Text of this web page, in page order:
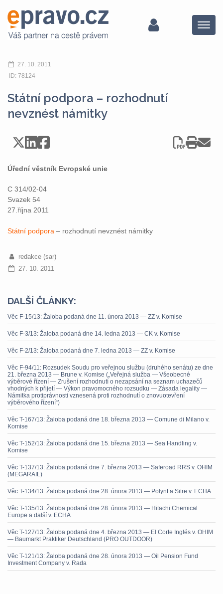
Menu
27. 10. 2011
ID: 78124
Státní podpora – rozhodnutí
nevznést námitky
Úřední věstník Evropské unie
C 314/02-04
Svazek 54
27.října 2011
Státní podpora – rozhodnutí nevznést námitky
redakce (sar)
27. 10. 2011
DALŠÍ ČLÁNKY:
Věc F-15/13: Žaloba podaná dne 11. února 2013 — ZZ v. Komise
Věc F-3/13: Žaloba podaná dne 14. ledna 2013 — CK v. Komise
Věc F-2/13: Žaloba podaná dne 7. ledna 2013 — ZZ v. Komise
Věc F-94/11: Rozsudek Soudu pro veřejnou službu (druhého senátu) ze dne
21. března 2013 — Brune v. Komise („Veřejná služba — Všeobecné
výběrové řízení — Zrušení rozhodnutí o nezapsání na seznam uchazečů
vhodných k přijetí — Výkon pravomocného rozsudku — Zásada legality —
Námitka protiprávnosti vznesená proti rozhodnutí o znovuotevření
výběrového řízení“)
Věc T-167/13: Žaloba podaná dne 18. března 2013 — Comune di Milano v.
Komise
Věc T-152/13: Žaloba podaná dne 15. března 2013 — Sea Handling v.
Komise
Věc T-137/13: Žaloba podaná dne 7. března 2013 — Saferoad RRS v. OHIM
(MEGARAIL)
Věc T-134/13: Žaloba podaná dne 28. února 2013 — Polynt a Sitre v. ECHA
Věc T-135/13: Žaloba podaná dne 28. února 2013 — Hitachi Chemical
Europe a další v. ECHA
Věc T-127/13: Žaloba podaná dne 4. března 2013 — El Corte Inglés v. OHIM
— Baumarkt Praktiker Deutschland (PRO OUTDOOR)
Věc T-121/13: Žaloba podaná dne 28. února 2013 — Oil Pension Fund
Investment Company v. Rada